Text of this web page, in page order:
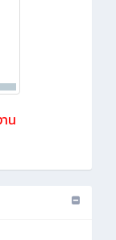
น